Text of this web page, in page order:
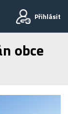
Přihlásit
obce